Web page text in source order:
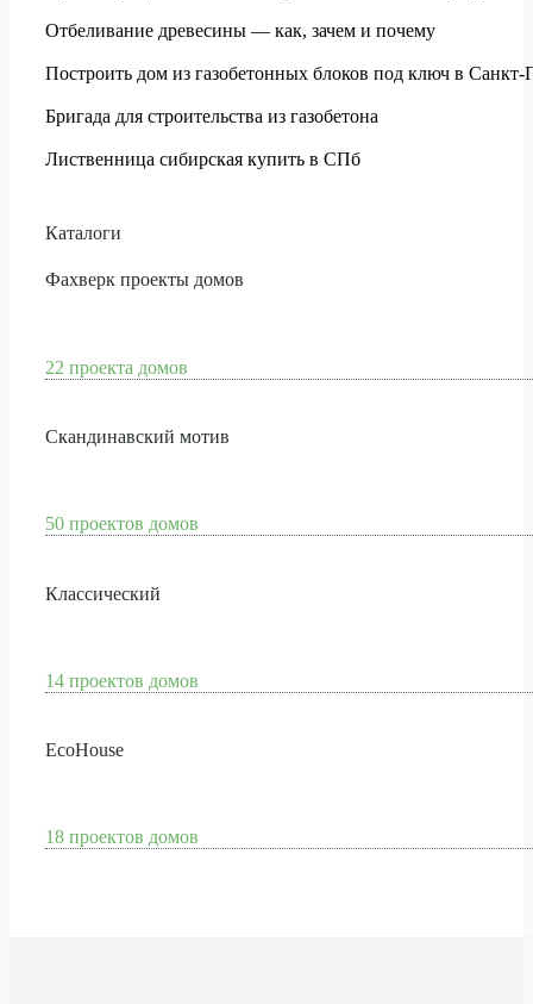
Отбеливание древесины — как, зачем и почему
Построить дом из газобетонных блоков под ключ в Санкт-
Бригада для строительства из газобетона
Лиственница сибирская купить в СПб
Каталоги
Фахверк проекты домов
22 проекта домов
Скандинавский мотив
50 проектов домов
Классический
14 проектов домов
EcoHouse
18 проектов домов